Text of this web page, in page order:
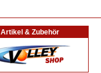
Artikel & Zubehör